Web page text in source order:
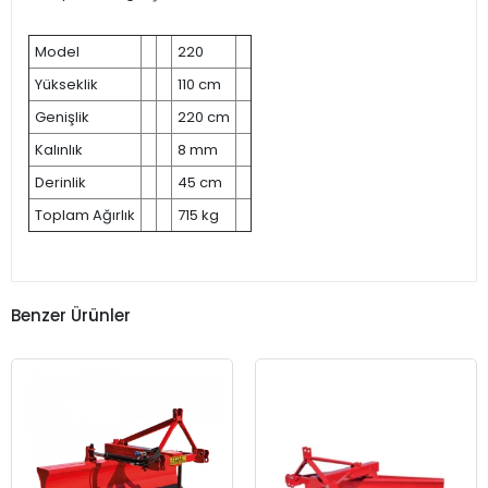
Model
220
Yükseklik
110 cm
Genişlik
220 cm
Kalınlık
8 mm
Derinlik
45 cm
Toplam Ağırlık
715 kg
Benzer Ürünler